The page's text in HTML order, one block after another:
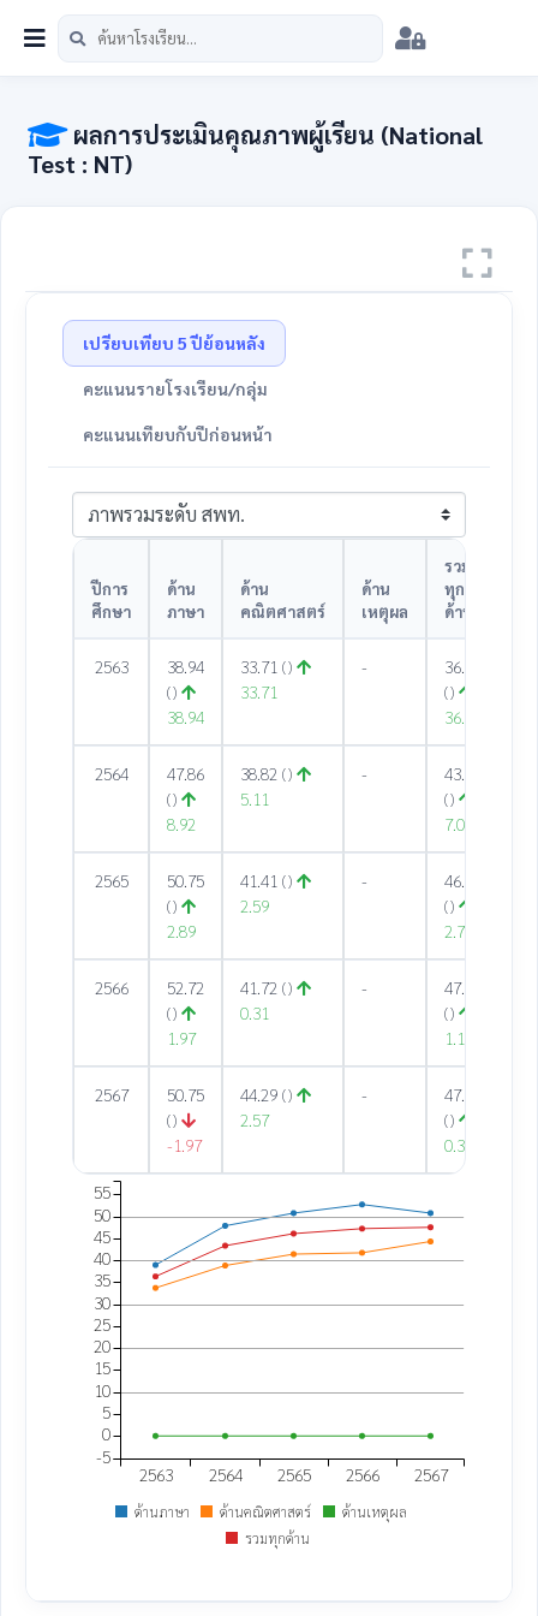
หน้าแรก นักเรียน บุคลากร วิชาการ เมนู
ผลการประเมินคุณภาพผู้เรียน (National
Test : NT)
เปรียบเทียบ 5 ปีย้อนหลัง
คะแนนรายโรงเรียน/กลุ่ม
คะแนนเทียบกับปีก่อนหน้า
ปีการ
ศึกษา
ด้าน
ภาษา
ด้าน
คณิตศาสตร์
ด้าน
เหตุผล
รวม
ทุก
ด้าน
2563
38.94
()
38.94
33.71 ()
33.71
-
36.32
()
36.32
2564
47.86
()
8.92
38.82 ()
5.11
-
43.33
()
7.01
2565
50.75
()
2.89
41.41 ()
2.59
-
46.08
()
2.75
2566
52.72
()
1.97
41.72 ()
0.31
-
47.22
()
1.14
2567
50.75
()
-1.97
44.29 ()
2.57
-
47.52
()
0.30
2563 2564 2565 2566 2567
-5
0
5
10
15
20
25
30
35
40
45
50
55
ด้านภาษา ด้านคณิตศาสตร์
ด้านเหตุผล
รวมทุกด้าน